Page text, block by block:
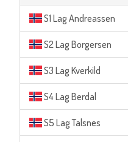
S1 Lag Andreassen
S2 Lag Borgersen
S3 Lag Kverkild
S4 Lag Berdal
S5 Lag Talsnes